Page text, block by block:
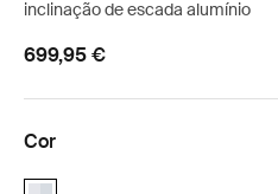
inclinação de escada alumínio
699,95 €
Cor
Thule ladder tilt Alumínio (selected)